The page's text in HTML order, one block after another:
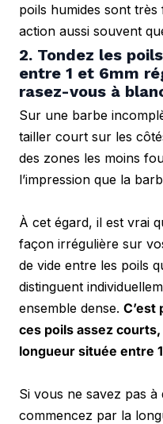
poils humides sont
action aussi souvent
2. Tondez les
entre 1 et 6mm
rasez-vous à
Sur une barbe
tailler court sur les
des zones les moins
l’impression que la
À cet égard, il est vrai
façon irrégulière sur
de vide entre les poils
distinguent
ensemble dense. C’est
ces poils assez
longueur située entre
Si vous ne savez pas
commencez par la